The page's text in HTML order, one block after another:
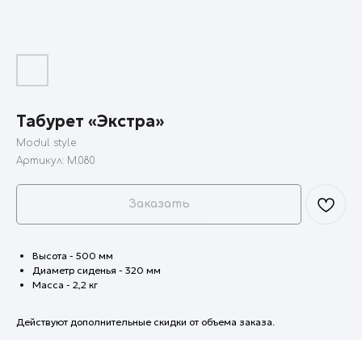
Табурет «Экстра»
Modul style
Артикул: M.080
Заказать
Высота - 500 мм
Диаметр сиденья - 320 мм
Масса - 2,2 кг
Действуют дополнительные скидки от объема заказа.